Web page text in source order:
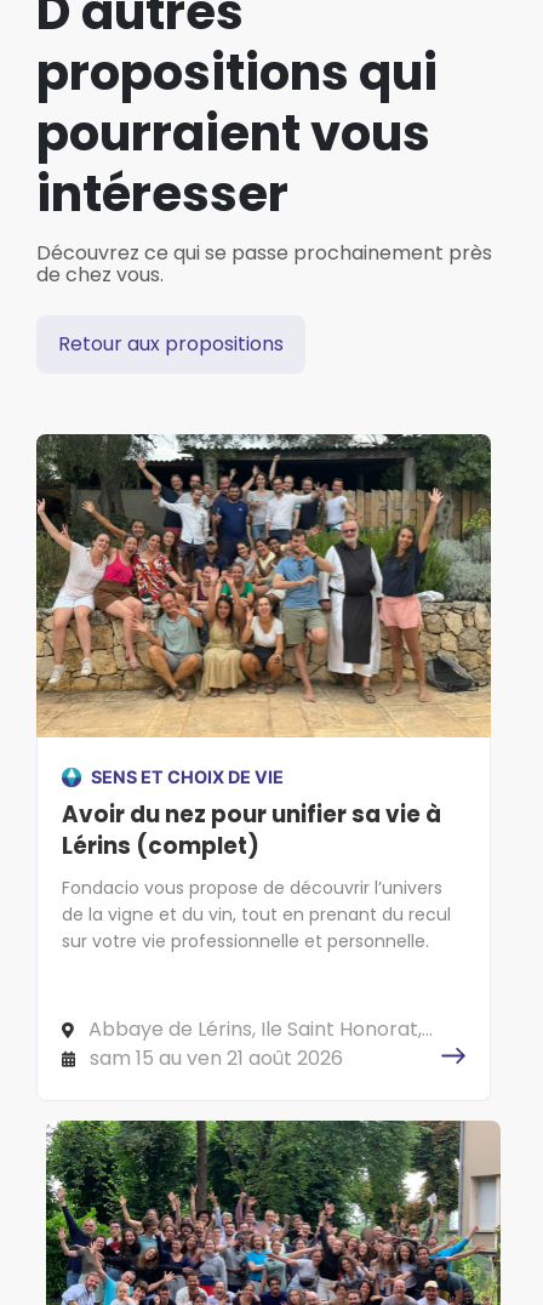
propositions qui
pourraient vous
intéresser
Découvrez ce qui se passe prochainement près
de chez vous.
Retour aux propositions
SENS ET CHOIX DE VIE
Avoir du nez pour unifier sa vie à
Lérins (complet)
Fondacio vous propose de découvrir l’univers
de la vigne et du vin, tout en prenant du recul
sur votre vie professionnelle et personnelle.
Abbaye de Lérins, Ile Saint Honorat,
CS 10040 06414 CANNES Cedex
sam 15 au ven 21 août 2026